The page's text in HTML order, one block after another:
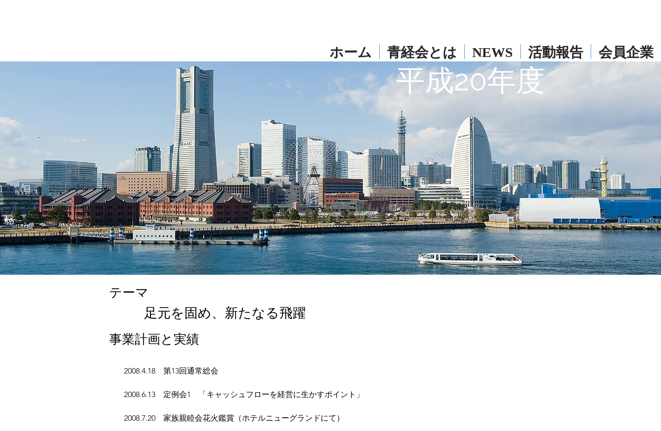
ホーム 青経会とは NEWS 活動報告 会員企業
平成20年度
テーマ
足元を固め、新たなる飛躍
事業計画と実績
2008.4.18　第13回通常総会
2008.6.13　定例会1　「キャッシュフローを経営に生かすポイント」
2008.7.20　家族親睦会花火鑑賞（ホテルニューグランドにて）